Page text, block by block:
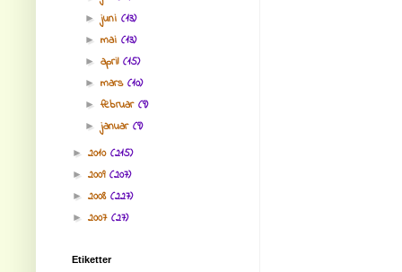
►juni(13)
►mai(13)
►april(15)
►mars(10)
►februar(9)
►januar(9)
► 2010 (215)
► 2009 (207)
► 2008 (227)
► 2007 (27)
Etiketter